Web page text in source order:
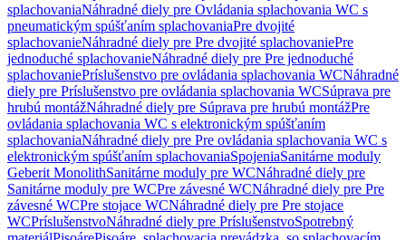
splachovaniaNáhradné diely pre Ovládania splachovania WC s
pneumatickým spúšťaním splachovaniaPre dvojité
splachovanieNáhradné diely pre Pre dvojité splachovaniePre
jednoduché splachovanieNáhradné diely pre Pre jednoduché
splachovaniePríslušenstvo pre ovládania splachovania WCNáhradné
diely pre Príslušenstvo pre ovládania splachovania WCSúprava pre
hrubú montážNáhradné diely pre Súprava pre hrubú montážPre
ovládania splachovania WC s elektronickým spúšťaním
splachovaniaNáhradné diely pre Pre ovládania splachovania WC s
elektronickým spúšťaním splachovaniaSpojeniaSanitárne moduly
Geberit MonolithSanitárne moduly pre WCNáhradné diely pre
Sanitárne moduly pre WCPre závesné WCNáhradné diely pre Pre
závesné WCPre stojace WCNáhradné diely pre Pre stojace
WCPríslušenstvoNáhradné diely pre PríslušenstvoSpotrebný